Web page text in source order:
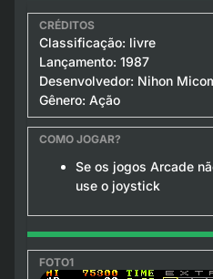
Classificação: livre
Lançamento: 1987
Desenvolvedor: Nihon
Gênero: Ação
Se os jogos Arcade
use o joystick